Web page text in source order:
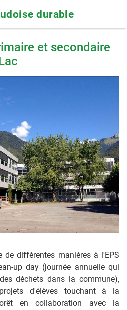
durable
et secondaire
de différentes manières à l'EPS
up day (journée annuelle qui
déchets dans la commune),
d'élèves touchant à la
en collaboration avec la